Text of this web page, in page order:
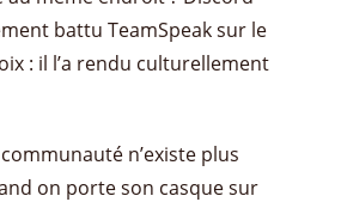
battu TeamSpeak sur le
: il l’a rendu culturellement
n’existe plus
on porte son casque sur